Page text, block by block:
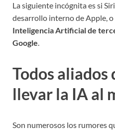
La siguiente incógnita es si
desarrollo interno de Apple, o
Inteligencia Artificial de
Google.
Todos aliados
llevar la IA al
Son numerosos los rumores